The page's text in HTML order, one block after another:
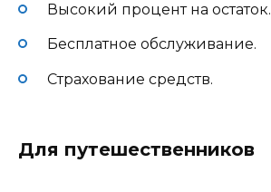
Высокий процент на остаток.
Бесплатное обслуживание.
Страхование средств.
Для путешественников